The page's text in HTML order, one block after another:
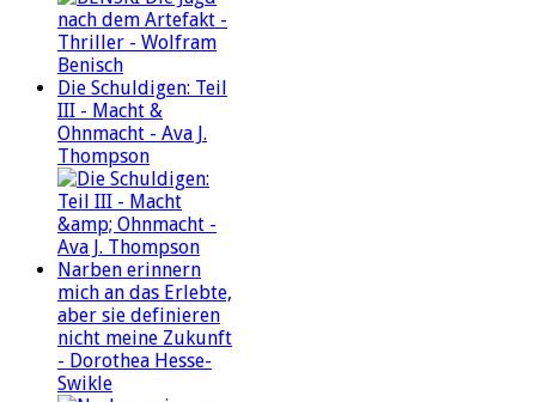
Die Schuldigen: Teil
III - Macht &
Ohnmacht - Ava J.
Thompson
Narben erinnern
mich an das Erlebte,
aber sie definieren
nicht meine Zukunft
- Dorothea Hesse-
Swikle